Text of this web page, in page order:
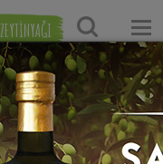
ZEYTİNYAĞI